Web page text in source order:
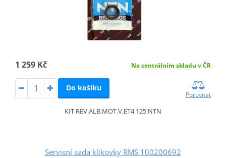
1 259 Kč Na centrálním skladu v ČR
Do košíku
Porovnat
KIT REV.ALB.MOT.V.ET4 125 NTN
Servisní sada klikovky RMS 100200692